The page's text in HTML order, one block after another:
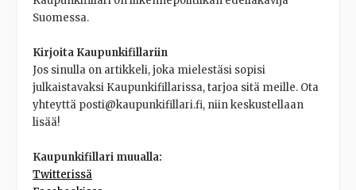
Suomessa.
Kirjoita Kaupunkifillariin
Jos sinulla on artikkeli, joka mielestäsi sopisi
julkaistavaksi Kaupunkifillarissa, tarjoa sitä meille. Ota
yhteyttä posti@kaupunkifillari.fi, niin keskustellaan
lisää!
Kaupunkifillari muualla:
Twitterissä